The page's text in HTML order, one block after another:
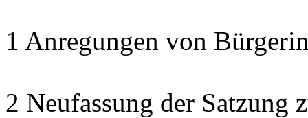
1 Anregungen von
2 Neufassung der Satzung